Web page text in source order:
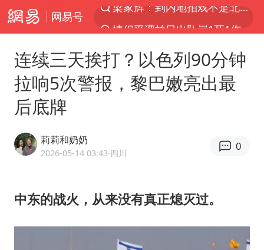
网易号
情侣平潭拍日出坠崖1死1伤
白海豚将正面袭击贯穿浙江
《欢迎来龙餐馆》口碑
杭州全市有序停课
全民健身事业高质量发展
36岁男演员成景区NPC后人气爆棚
连续三天挨打？以色列90分钟
拉响5次警报，黎巴嫩亮出最
后底牌
莉莉和奶奶
2026-05-14 03:43·四川
0
中东的战火，从来没有真正熄灭过。